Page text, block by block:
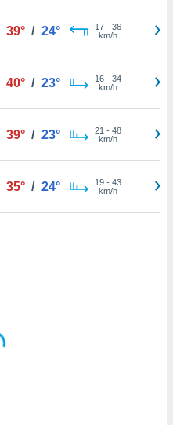
39° / 24° 17- 36
km/h
40° / 23° 16- 34
km/h
39° / 23° 21 - 48
km/h
35° / 24° 19- 43
km/h